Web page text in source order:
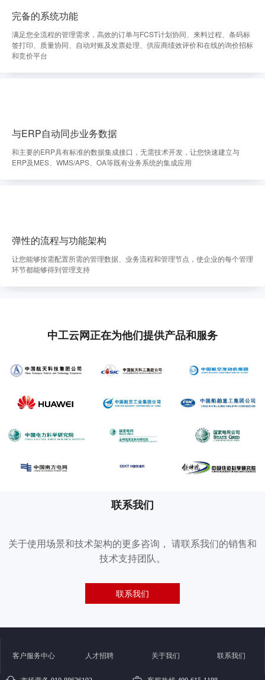
完备的系统功能
满足您全流程的管理需求，高效的订单与FCST计划协同、来料过程、条码标
签打印、质量协同、自动对账及发票处理、供应商绩效评价和在线的询价招标
和竞价平台
与ERP自动同步业务数据
和主要的ERP具有标准的数据集成接口，无需技术开发，让您快速建立与
ERP及MES、WMS/APS、OA等既有业务系统的集成应用
弹性的流程与功能架构
让您能够按需配置所需的管理数据、业务流程和管理节点，使企业的每个管理
环节都能够得到管理支持
中工云网正在为他们提供产品和服务
联系我们
关于使用场景和技术架构的更多咨询， 请联系我们的销售和
技术支持团队。
联系我们
客户服务中心 人才招聘 关于我们 联系我们